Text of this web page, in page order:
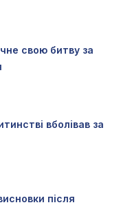
свою битву за
вболівав за
після